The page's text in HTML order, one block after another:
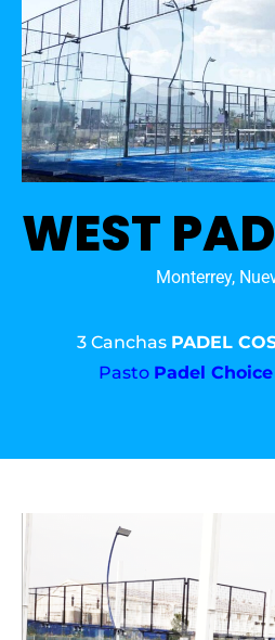
WEST
Monterrey,
3 Canchas PADEL
Pasto Padel